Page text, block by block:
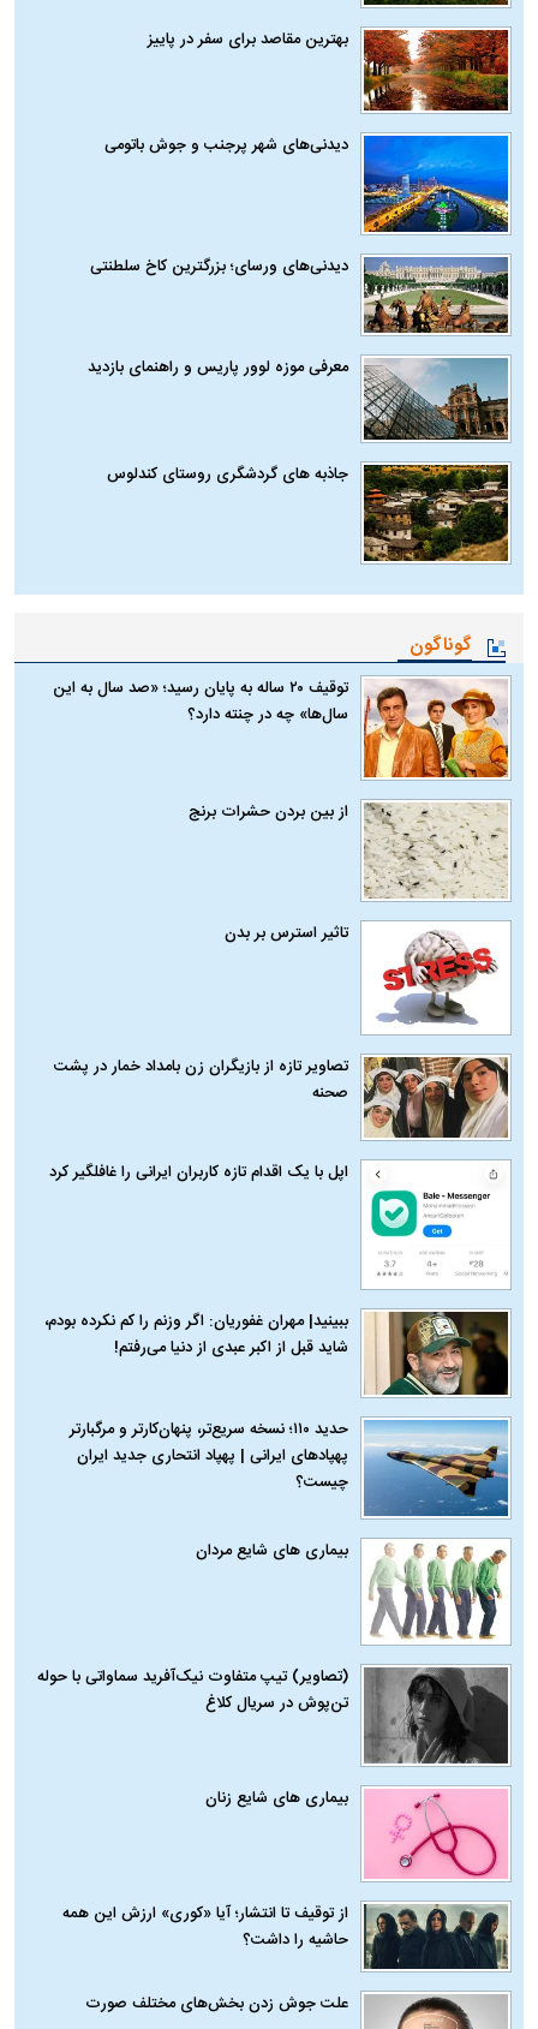
بهترین مقاصد برای سفر در پاییز
دیدنی‌های شهر پرجنب و جوش باتومی
دیدنی‌های ورسای؛ بزرگترین کاخ سلطنتی
معرفی موزه لوور پاریس و راهنمای بازدید
جاذبه های گردشگری روستای کندلوس
گوناگون
توقیف ۲۰ ساله به پایان رسید؛ «صد سال به این
سال‌ها» چه در چنته دارد؟
از بین بردن حشرات برنج
تاثیر استرس بر بدن
تصاویر تازه از بازیگران زن بامداد خمار در پشت
صحنه
اپل با یک اقدام تازه کاربران ایرانی را غافلگیر کرد
ببینید| مهران غفوریان: اگر وزنم را کم نکرده بودم،
شاید قبل از اکبر عبدی از دنیا می‌رفتم!
حدید ۱۱۰؛ نسخه سریع‌تر، پنهان‌کارتر و مرگبارتر
پهپادهای ایرانی | پهپاد انتحاری جدید ایران
چیست؟
بیماری‌ های شایع مردان
(تصاویر) تیپ متفاوت نیک‌آفرید سماواتی با حوله
تن‌پوش در سریال کلاغ
بیماری‌ های شایع زنان
از توقیف تا انتشار؛ آیا «کوری» ارزش این همه
حاشیه را داشت؟
علت جوش زدن بخش‌های مختلف صورت